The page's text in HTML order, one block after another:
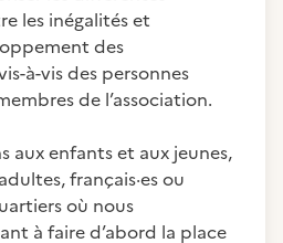
les inégalités et
des
à-vis des personnes
de l’association.
aux enfants et aux jeunes,
français·es ou
où nous
à faire d’abord la place